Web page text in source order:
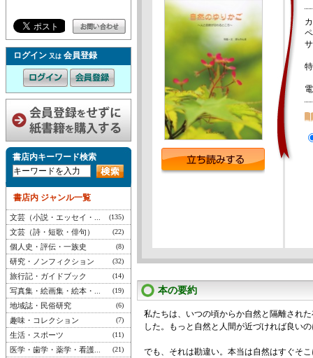
ログイン 又は 会員登録
書店内キーワード検索
書店内 ジャンル一覧
文芸（小説・エッセイ・... (135)
文芸（詩・短歌・俳句） (22)
個人史・評伝・一族史 (8)
研究・ノンフィクション (32)
旅行記・ガイドブック (14)
写真集・絵画集・絵本・... (19)
地域誌・民俗研究 (6)
趣味・コレクション (7)
生活・スポーツ (11)
医学・歯学・薬学・看護... (21)
本の要約
私たちは、いつの頃からか自然と隔離され
した。もっと自然と人間が近づければ良い
でも、それは勘違い。本当は自然はすぐそ